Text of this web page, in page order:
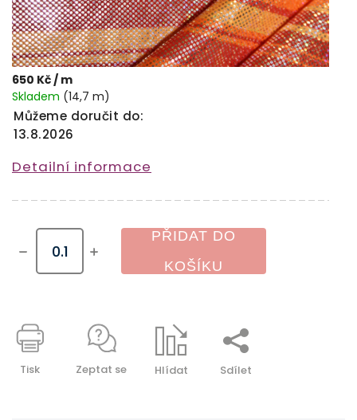
650 Kč/ m
Skladem (14,7 m)
Můžeme doručit do:
13.8.2026
PŘIDAT DO
KOŠÍKU
Detailní informace
Tisk Zeptat se Hlídat Sdílet